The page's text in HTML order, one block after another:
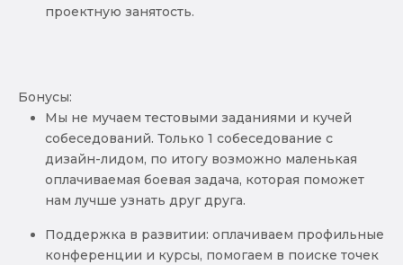
проектную занятость.
Бонусы:
Мы не мучаем тестовыми заданиями и кучей
собеседований. Только 1 собеседование с
дизайн-лидом, по итогу возможно маленькая
оплачиваемая боевая задача, которая поможет
нам лучше узнать друг друга.
Поддержка в развитии: оплачиваем профильные
конференции и курсы, помогаем в поиске точек